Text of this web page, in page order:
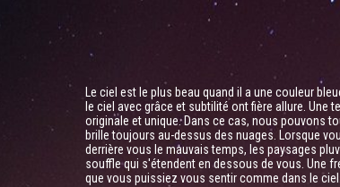
Le ciel est le plus beau quand il a une couleur
le ciel avec grâce et subtilité ont fière allure.
originale et unique. Dans ce cas, nous pouvons
brille toujours au-dessus des nuages. Lorsque
derrière vous le mauvais temps, les paysages
souffle qui s'étendent en dessous de vous. Une
que vous puissiez vous sentir comme dans le ciel.